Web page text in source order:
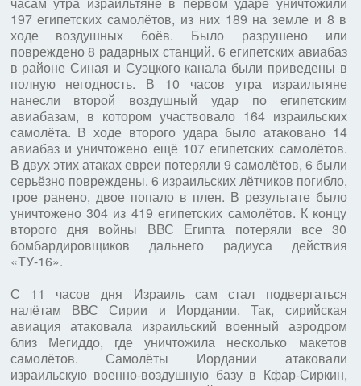
197 египетских самолётов, из них 189 на земле и 8 в
ходе воздушных боёв. Было разрушено или
повреждено 8 радарных станций. 6 египетских авиабаз
в районе Синая и Суэцкого канала были приведены в
полную негодность. В 10 часов утра израильтяне
нанесли второй воздушный удар по египетским
авиабазам, в котором участвовало 164 израильских
самолёта. В ходе второго удара было атаковано 14
авиабаз и уничтожено ещё 107 египетских самолётов.
В двух этих атаках евреи потеряли 9 самолётов, 6 были
серьёзно повреждены. 6 израильских лётчиков погибло,
трое ранено, двое попало в плен. В результате было
уничтожено 304 из 419 египетских самолётов. К концу
второго дня войны ВВС Египта потеряли все 30
бомбардировщиков дальнего радиуса действия
«ТУ-16».
С 11 часов дня Израиль сам стал подвергаться
налётам ВВС Сирии и Иордании. Так, сирийская
авиация атаковала израильский военный аэродром
близ Мегиддо, где уничтожила несколько макетов
самолётов. Самолёты Иордании атаковали
израильскую военно-воздушную базу в Кфар-Сиркин,